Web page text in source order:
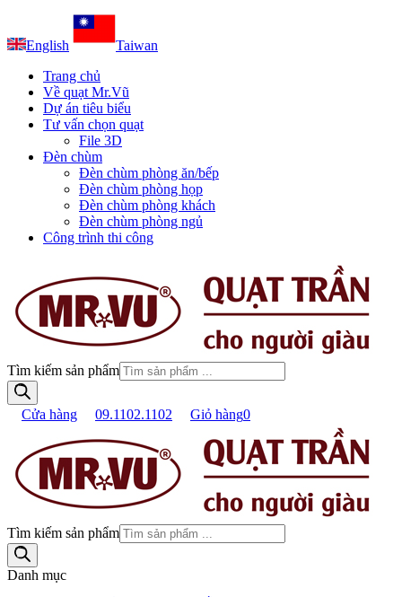
English
Taiwan
Trang chủ
Về quạt Mr.Vũ
Dự án tiêu biểu
Tư vấn chọn quạt
File 3D
Đèn chùm
Đèn chùm phòng ăn/bếp
Đèn chùm phòng họp
Đèn chùm phòng khách
Đèn chùm phòng ngủ
Công trình thi công
Tìm kiếm sản phẩm
Cửa hàng 09.1102.1102 Giỏ hàng0
Tìm kiếm sản phẩm
Danh mục